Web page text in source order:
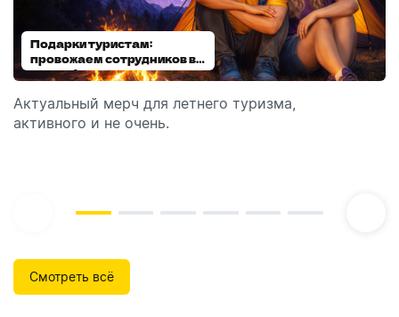
Подарки туристам:
провожаем сотрудников в
отпуск!
Актуальный мерч для летнего туризма,
активного и не очень.
Диспенсеры для мыла:
выбираем модель
Обзор автоматических диспенсеров для мыла,
которые идеально подходят для брендирования.
Смотреть всё